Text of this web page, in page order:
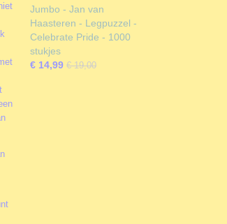
Jumbo - Jan van
Haasteren - Legpuzzel -
Celebrate Pride - 1000
stukjes
€ 14,99 € 19,00